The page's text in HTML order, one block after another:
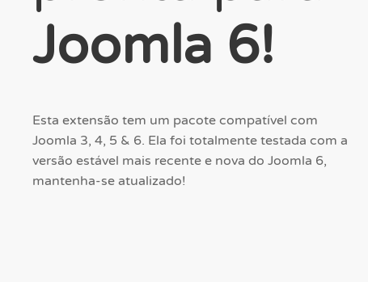
Joomla 6!
Esta extensão tem um pacote compatível com
Joomla 3, 4, 5 & 6. Ela foi totalmente testada com a
versão estável mais recente e nova do Joomla 6,
mantenha-se atualizado!